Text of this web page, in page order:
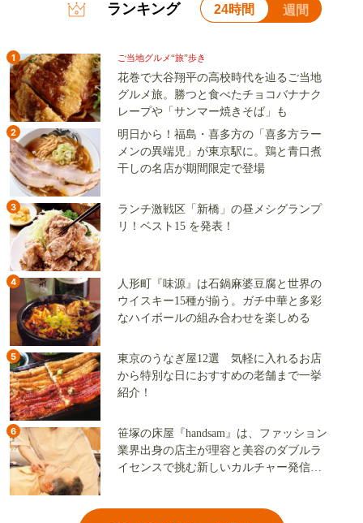
ランキング 24時間 週間
1 ご当地グルメ“旅”歩き
花巻で大谷翔平の高校時代を辿るご当地
グルメ旅。勝つと食べたチョコバナナク
レープや「サンマー焼きそば」も
2
明日から！福島・喜多方の「喜多方ラー
メンの異端児」が東京駅に。鶏と青口煮
干しの名店が期間限定で登場
3
ランチ激戦区「新橋」の昼メシグランプ
リ！ベスト15 を発表！
4
人形町『味源』は石鍋麻婆豆腐と世界の
ウイスキー15種が揃う。ガチ中華と多彩
なハイボールの組み合わせを楽しめる
5
東京のうなぎ屋12選 気軽に入れるお店
から特別な日におすすめの老舗まで一挙
紹介！
6
笹塚の床屋『handsam』は、ファッション
業界出身の店主が理容と美容のダブルラ
イセンスで挑む新しいカルチャー発信基